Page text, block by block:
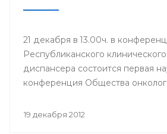
21 декабря в 13.00ч. в
Республиканского
диспансера состоится первая
конференция Общества
19 декабря 2012